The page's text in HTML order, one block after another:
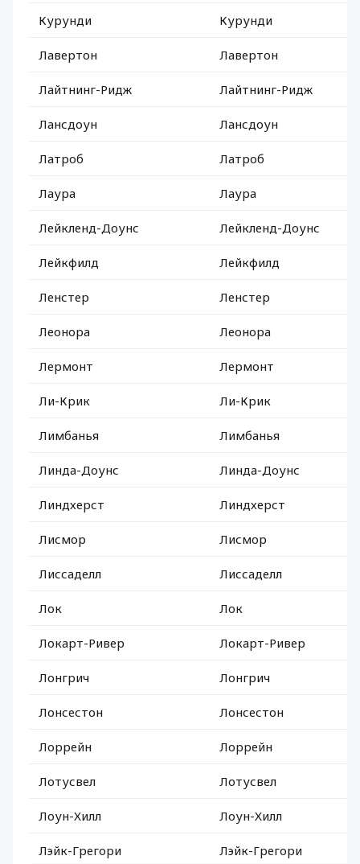
Курунди Курунди
Лавертон Лавертон
Лайтнинг-Ридж Лайтнинг-Ридж
Лансдоун Лансдоун
Латроб Латроб
Лаура Лаура
Лейкленд-Доунс Лейкленд-Доунс
Лейкфилд Лейкфилд
Ленстер Ленстер
Леонора Леонора
Лермонт Лермонт
Ли-Крик Ли-Крик
Лимбанья Лимбанья
Линда-Доунс Линда-Доунс
Линдхерст Линдхерст
Лисмор Лисмор
Лиссаделл Лиссаделл
Лок Лок
Локарт-Ривер Локарт-Ривер
Лонгрич Лонгрич
Лонсестон Лонсестон
Лоррейн Лоррейн
Лотусвел Лотусвел
Лоун-Хилл Лоун-Хилл
Лэйк-Грегори Лэйк-Грегори